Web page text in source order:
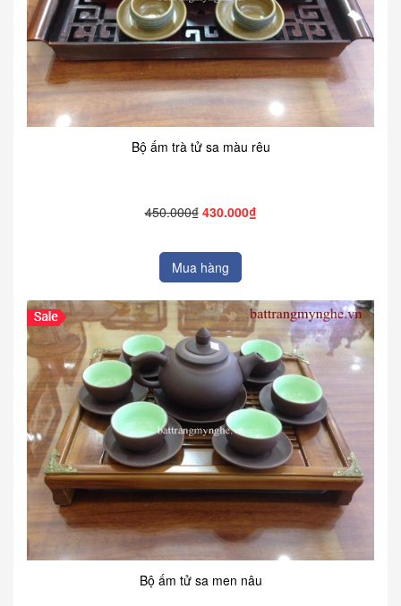
Bộ ấm trà tử sa màu rêu
450.000₫ 430.000₫
Mua hàng
Bộ ấm tử sa men nâu